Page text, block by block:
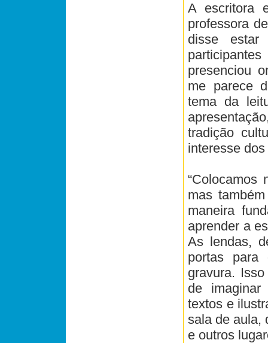
A escritora
professora
disse estar
presenciou
me parece
tema da
tradição
interesse
“Colocamos
mas
maneira
aprender a
As lendas,
portas para
gravura.
de
textos e
sala de aula,
e outros